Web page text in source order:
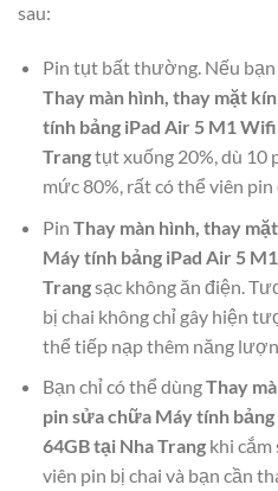
sau:
Pin tụt bất thường. Nếu
Thay màn hình, thay mặt
tính bảng iPad Air 5 M1
Trangtụt xuống 20%, dù 10
mức 80%, rất có thể viên
Pin Thay màn hình, thay
Máy tính bảng iPad Air 5
Trangsạc không ăn điện.
bị chai không chỉ gây hiện
thể tiếp nạp thêm năng
Bạn chỉ có thể dùngThay
pin sửa chữa Máy tính
64GB tại Nha Trangkhi cắm
viên pin bị chai và bạn cần